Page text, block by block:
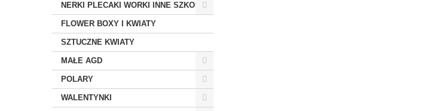
NERKI PLECAKI WORKI INNE SZKOLNE
FLOWER BOXY I KWIATY
SZTUCZNE KWIATY
MAŁE AGD
POLARY
WALENTYNKI